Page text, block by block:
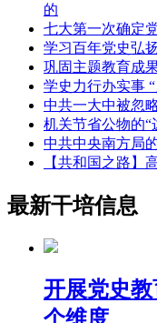
的
七大第一次确定
学习百年党史弘
巩固主题教育成
学史力行办实事
中共一大中被忽
机关节省公物的“
中共中央南方局
【共和国之路】
最新干培信息
开展党史